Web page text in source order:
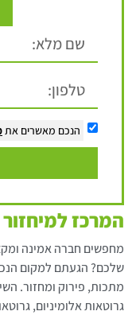
הנכם מאשרים את
המרכז למיחזור
מחפשים חברה אמינה
שלכם? הגעתם למקום
מתכות, פירוק ומחזור.
גרוטאות אלומיניום,